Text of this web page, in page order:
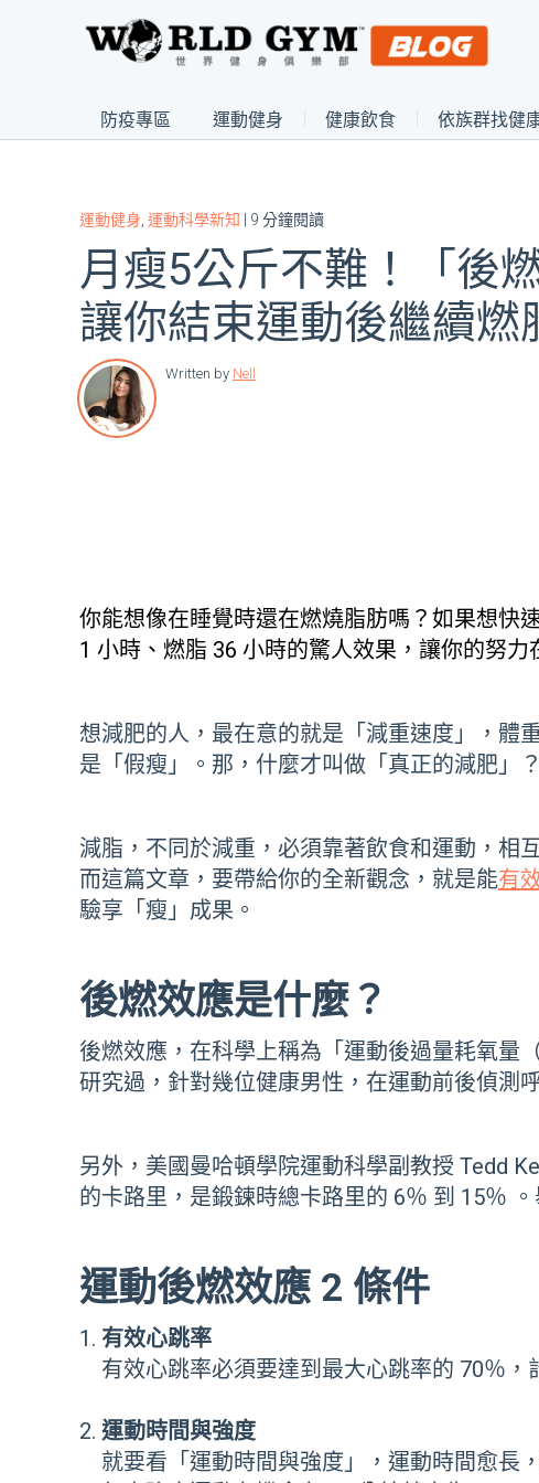
防疫專區 運動健身 健康飲食 依族群找健
運動健身 運動科學新知 | 9 分鐘閱讀
月瘦5公斤不難！「後燃
讓你結束運動後繼續燃
Written by Nell
你能想像在睡覺時還在燃燒脂肪嗎？如果想快
1 小時、燃脂 36 小時的驚人效果，讓你的努力
想減肥的人，最在意的就是「減重速度」，體
是「假瘦」。那，什麼才叫做「真正的減肥」
減脂，不同於減重，必須靠著飲食和運動，相
而這篇文章，要帶給你的全新觀念，就是能有
驗享「瘦」成果。
後燃效應是什麼？
後燃效應，在科學上稱為「運動後過量耗氧量
研究過，針對幾位健康男性，在運動前後偵測
另外，美國曼哈頓學院運動科學副教授 Tedd
的卡路里，是鍛鍊時總卡路里的 6％ 到 15％
運動後燃效應 2 條件
有效心跳率
有效心跳率必須要達到最大心跳率的 70％
運動時間與強度
就要看「運動時間與強度」，運動時間愈長